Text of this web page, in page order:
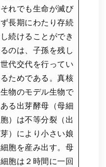
それでも生命が滅び
ず長期にわたり存続
し続けることができ
るのは、子孫を残し
世代交代を行ってい
るためである。真核
生物のモデル生物で
ある出芽酵母（母細
胞）は不等分裂（出
芽）により小さい娘
細胞を産み出す。母
細胞は２時間に一回